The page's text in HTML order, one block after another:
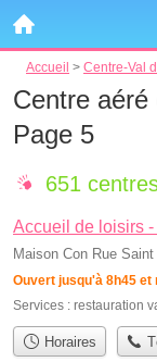
Accueil > Centre-Val
Centre aéré
Page 5
651
Accueil de loisirs
Maison Con Rue
Ouvert jusqu'à 8h45 et
Services : restauration
Horaires